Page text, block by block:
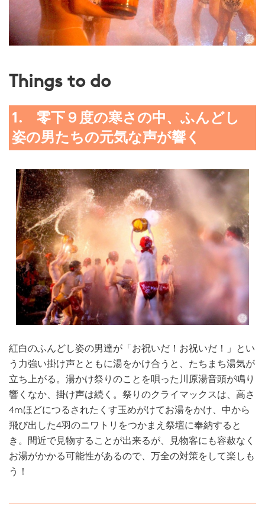
Things to do
1. 零下９度の寒さの中、ふんどし
姿の男たちの元気な声が響く
紅白のふんどし姿の男達が「お祝いだ！お祝いだ！」とい
う力強い掛け声とともに湯をかけ合うと、たちまち湯気が
立ち上がる。湯かけ祭りのことを唄った川原湯音頭が鳴り
響くなか、掛け声は続く。祭りのクライマックスは、高さ
4mほどにつるされたくす玉めがけてお湯をかけ、中から
飛び出した4羽のニワトリをつかまえ祭壇に奉納すると
き。間近で見物することが出来るが、見物客にも容赦なく
お湯がかかる可能性があるので、万全の対策をして楽しも
う！